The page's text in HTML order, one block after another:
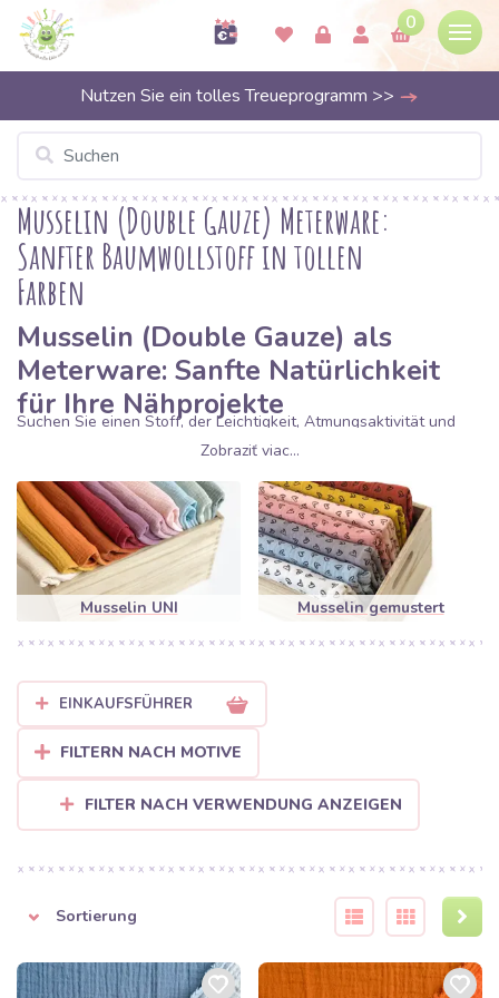
0
Nutzen Sie ein tolles Treueprogramm >>
Musselin (Double Gauze) Meterware:
Sanfter Baumwollstoff in tollen
Farben
Musselin (Double Gauze) als
Meterware: Sanfte Natürlichkeit
für Ihre Nähprojekte
Suchen Sie einen Stoff, der Leichtigkeit, Atmungsaktivität und
einen natürlichen Look vereint?Musselin
Dieser Stoff aus 100% Baumwolle besteht aus zwei Lagen feiner
Gaze, die durch unsichtbare Stiche miteinander verbunden sind.
Das Ergebnis ist ein wunderbar weiches, saugfähiges Material,
das besonders sanft zur Haut ist und sich perfekt für Groß und
Klein eignet.
Warum Sie Musselin von Bubustoffe
Überlegene Atmungsaktivität:
Webart lässt der Stoff die Haut atmen, was besonders an
heißen Sommertagen ein unschätzbarer Vorteil ist.
Natürlicher Crinkle-Look:Musselin muss nicht gebügelt
werden! Nach dem Waschen erhält er seine typische, sanft
entspannten Look verleiht.
Ideal für Babys:
Mit Oeko-Tex Zertifizierung und seiner
Pucktücher, Schmusetücher oder leichte Sommer-Sets.
Zobraziť viac...
Musselin UNI Musselin gemustert
EINKAUFSFÜHRER
FILTERN NACH MOTIVE
FILTER NACH VERWENDUNG ANZEIGEN
Sortierung